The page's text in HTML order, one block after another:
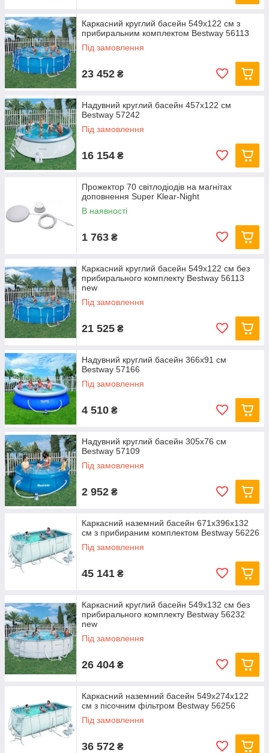
Каркасний круглий басейн 549x122 см з
прибиральним комплектом Bestway 56113
Під замовлення
23 452 ₴
Надувний круглий басейн 457х122 см
Bestway 57242
Під замовлення
16 154 ₴
Прожектор 70 світлодіодів на магнітах
доповнення Super Klear-Night
В наявності
1 763 ₴
Каркасний круглий басейн 549x122 см без
прибирального комплекту Bestway 56113
new
Під замовлення
21 525 ₴
Надувний круглий басейн 366х91 см
Bestway 57166
Під замовлення
4 510 ₴
Надувний круглий басейн 305х76 см
Bestway 57109
Під замовлення
2 952 ₴
Каркасний наземний басейн 671x396x132
см з прибираним комплектом Bestway 56226
Під замовлення
45 141 ₴
Каркасний круглий басейн 549x132 см без
прибирального комплекту Bestway 56232
new
Під замовлення
26 404 ₴
Каркасний наземний басейн 549x274x122
см з пісочним фільтром Bestway 56256
Під замовлення
36 572 ₴